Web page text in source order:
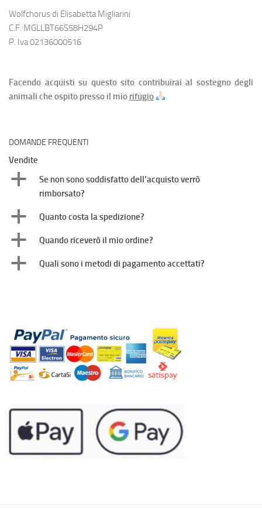
Wolfchorus di Elisabetta Migliarini
C.F. MGLLBT66S58H294P
P. Iva 02136000516
Facendo acquisti su questo sito contribuirai al sostegno degli
animali che ospito presso il mio rifugio
DOMANDE FREQUENTI
Vendite
a
Se non sono soddisfatto dell’acquisto verrò
rimborsato?
a Quanto costa la spedizione?
a Quando riceverò il mio ordine?
a Quali sono i metodi di pagamento accettati?